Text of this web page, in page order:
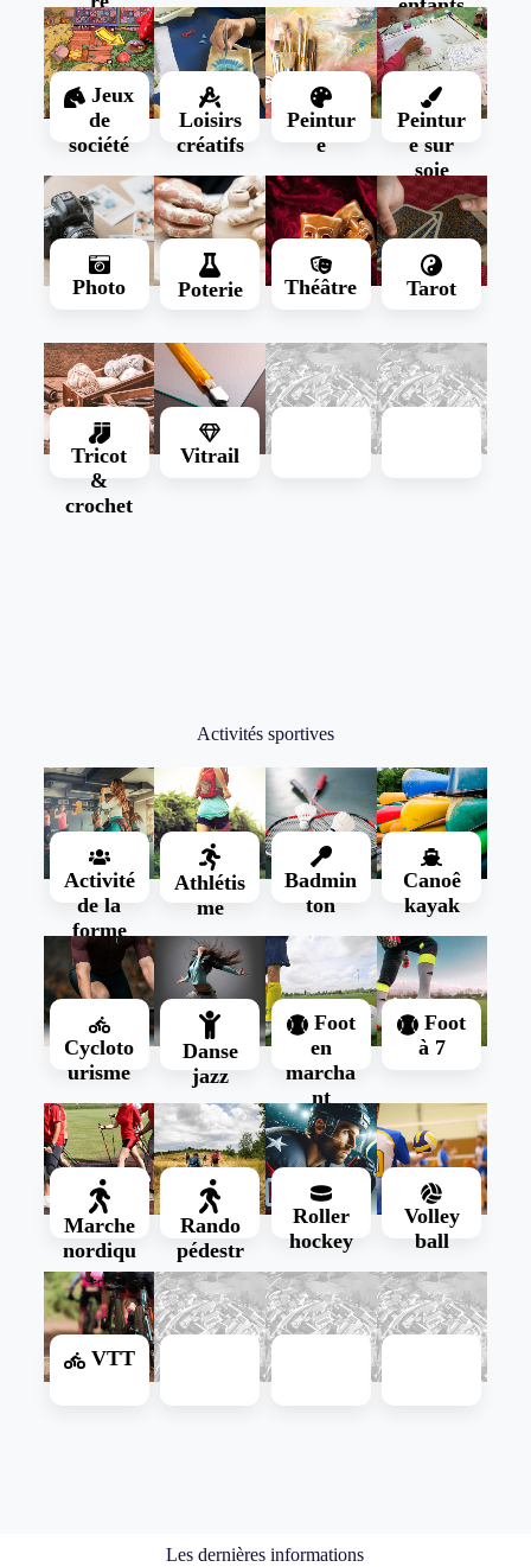
Présentation
Présentation
enfants
Présentation
Jeux
de
société
Présentation
Loisirs
créatifs
Présentation
Peintur
e
Peintur
e sur
soie
Présentation
Photo Poterie Théâtre Tarot
Tricot
&
crochet
Vitrail
Activités sportives
Activité
de la
forme
Présentation
Athlétis
me
Présentation
Badmin
ton
Présentation
Canoê
kayak
Présentation
Cycloto
urisme
Présentation
Danse
jazz
Présentation
Foot
en
marcha
nt
Présentation
Foot
à 7
Présentation
Marche
nordiqu
e
Rando
pédestr
e
Roller
hockey
Volley
ball
VTT
Les dernières informations